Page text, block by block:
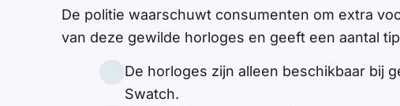
De politie waarschuwt consumenten om extra
van deze gewilde horloges en geeft een aantal
De horloges zijn alleen beschikbaar bij
Swatch.